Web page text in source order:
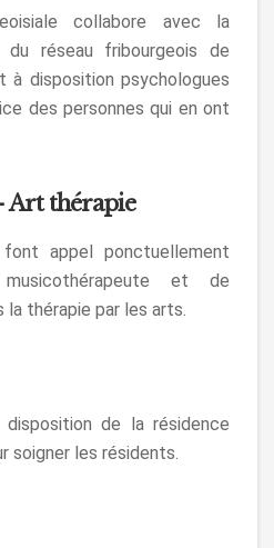
collabore avec la
réseau fribourgeois de
à disposition psychologues
des personnes qui en ont
Art thérapie
font appel ponctuellement
et de
thérapie par les arts.
de la résidence
soigner les résidents.